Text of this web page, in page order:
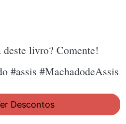
deste livro? Comente!
#assis #MachadodeAssis
Descontos